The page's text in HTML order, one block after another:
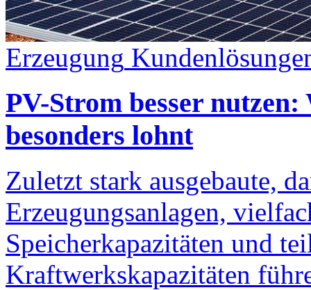
Erzeugung
PV-Strom besser
besonders lohnt
Zuletzt stark ausgebaute,
Erzeugungsanlagen,
Speicherkapazitäten und
Kraftwerkskapazitäten